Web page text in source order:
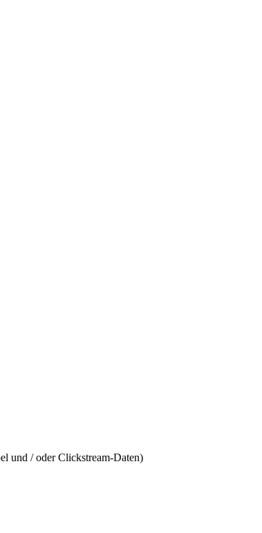
und / oder Clickstream-Daten)